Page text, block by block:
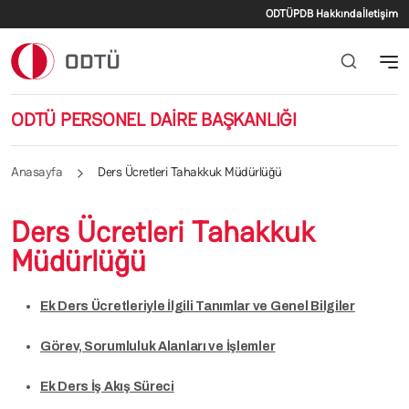
İkincil menü
ODTÜPDB Hakkındaİletişim
ODTÜ PERSONEL DAİRE BAŞKANLIĞI
Anasayfa Ders Ücretleri Tahakkuk Müdürlüğü
Ders Ücretleri Tahakkuk
Müdürlüğü
Ek Ders Ücretleriyle İlgili Tanımlar ve Genel Bilgiler
Görev, Sorumluluk Alanları ve İşlemler
Ek Ders İş Akış Süreci